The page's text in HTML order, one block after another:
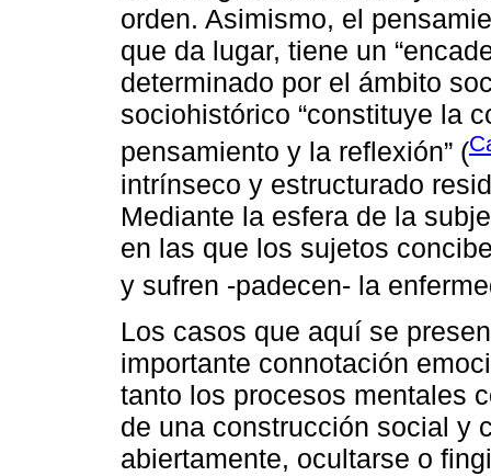
orden. Asimismo, el
que da lugar, tiene un
determinado por el ámbito
sociohistórico “constituye la
pensamiento y la reflexión” (
intrínseco y estructurado
Mediante la esfera de la
en las que los sujetos
y sufren -padecen- la
Los casos que aquí se
importante connotación
tanto los procesos mentales
de una construcción social y
abiertamente, ocultarse o